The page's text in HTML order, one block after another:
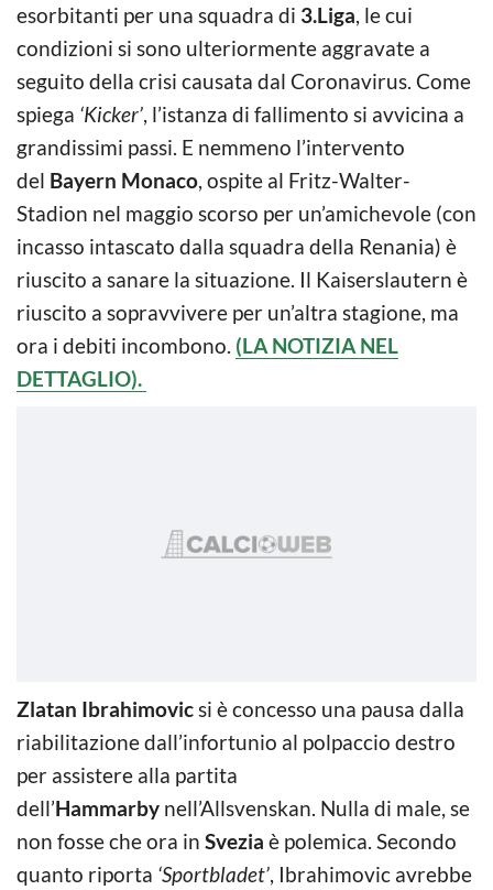
esorbitanti per una squadra di 3.Liga, le cui
condizioni si sono ulteriormente aggravate a
seguito della crisi causata dal Coronavirus. Come
spiega ‘Kicker’, l’istanza di fallimento si avvicina a
grandissimi passi. E nemmeno l’intervento
del Bayern Monaco, ospite al Fritz-Walter-
Stadion nel maggio scorso per un’amichevole (con
incasso intascato dalla squadra della Renania) è
riuscito a sanare la situazione. Il Kaiserslautern è
riuscito a sopravvivere per un’altra stagione, ma
ora i debiti incombono. (LA NOTIZIA NEL
DETTAGLIO).
Zlatan Ibrahimovicsi è concesso una pausa dalla
riabilitazione dall’infortunio al polpaccio destro
per assistere alla partita
dell’Hammarby nell’Allsvenskan. Nulla di male, se
non fosse che ora in Svezia è polemica. Secondo
quanto riporta ‘Sportbladet’, Ibrahimovic avrebbe